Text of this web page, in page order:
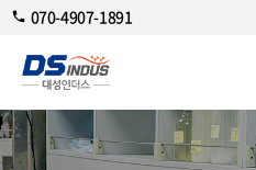
070-4907-1891